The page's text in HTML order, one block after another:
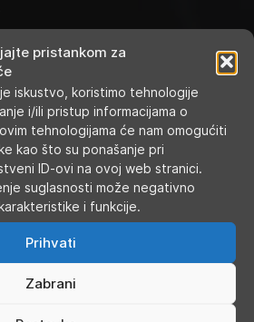
pristankom za
iskustvo, koristimo tehnologije
i/ili pristup informacijama o
tehnologijama će nam omogućiti
kao što su ponašanje pri
ID-ovi na ovoj web stranici.
suglasnosti može negativno
i funkcije.
Prihvati
Zabrani
€
Starter kit